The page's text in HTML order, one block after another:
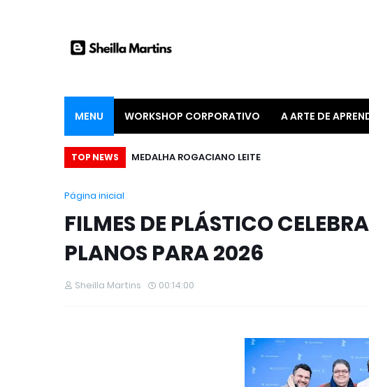
MENU WORKSHOP CORPORATIVO A ARTE DE
TOP NEWS MEDALHA ROGACIANO LEITE
Página inicial
FILMES DE PLÁSTICO
PLANOS PARA 2026
Sheilla Martins 00:14:00